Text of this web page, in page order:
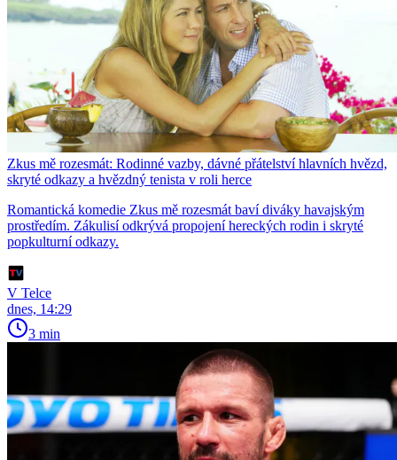
Zkus mě rozesmát: Rodinné vazby, dávné přátelství hlavních hvězd,
skryté odkazy a hvězdný tenista v roli herce
Romantická komedie Zkus mě rozesmát baví diváky havajským
prostředím. Zákulisí odkrývá propojení hereckých rodin i skryté
popkulturní odkazy.
V Telce
dnes, 14:29
3 min